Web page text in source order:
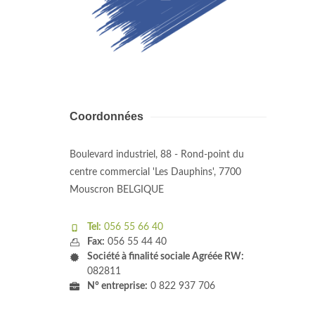
Coordonnées
Boulevard industriel, 88 - Rond-point du
centre commercial 'Les Dauphins', 7700
Mouscron BELGIQUE
Tel: 056 55 66 40
Fax: 056 55 44 40
Société à finalité sociale Agréée RW:
082811
N° entreprise: 0 822 937 706